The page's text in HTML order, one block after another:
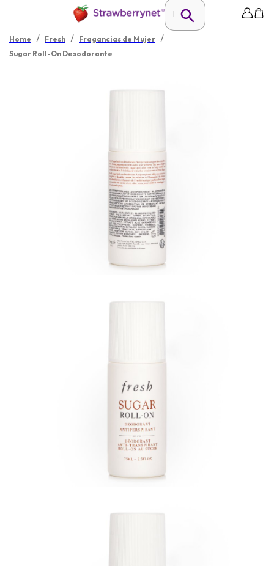
Home / Fresh / Fragancias de Mujer /
Sugar Roll-On Desodorante